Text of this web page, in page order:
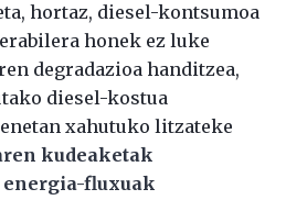
hortaz, diesel-kontsumoa
honek ez luke
degradazioa handitzea,
diesel-kostua
xahutuko litzateke
kudeaketak
fluxuak